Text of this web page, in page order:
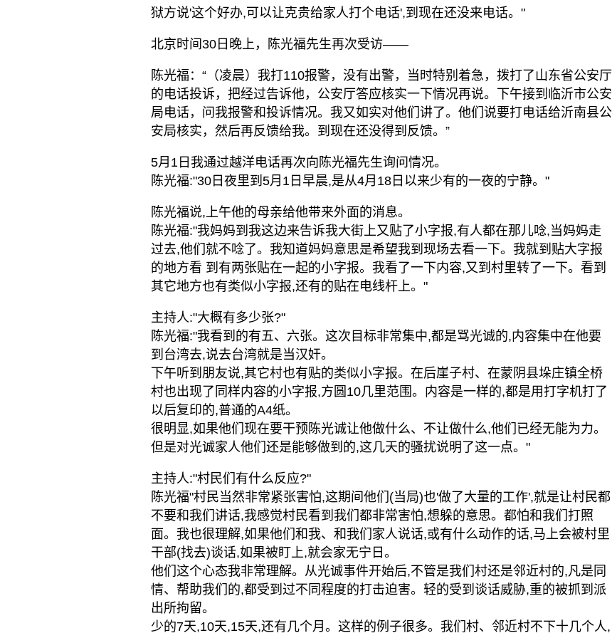
狱方说'这个好办,可以让克贵给家人打个电话',到现在还没来电话。"
北京时间30日晚上，陈光福先生再次受访——
陈光福：“（凌晨）我打110报警，没有出警，当时特别着急，拨打了山东省公安厅
的电话投诉，把经过告诉他，公安厅答应核实一下情况再说。下午接到临沂市公安
局电话，问我报警和投诉情况。我又如实对他们讲了。他们说要打电话给沂南县公
安局核实，然后再反馈给我。到现在还没得到反馈。”
5月1日我通过越洋电话再次向陈光福先生询问情况。
陈光福:"30日夜里到5月1日早晨,是从4月18日以来少有的一夜的宁静。"
陈光福说,上午他的母亲给他带来外面的消息。
陈光福:"我妈妈到我这边来告诉我大街上又贴了小字报,有人都在那儿唸,当妈妈走
过去,他们就不唸了。我知道妈妈意思是希望我到现场去看一下。我就到贴大字报
的地方看 到有两张贴在一起的小字报。我看了一下内容,又到村里转了一下。看到
其它地方也有类似小字报,还有的贴在电线杆上。"
主持人:"大概有多少张?"
陈光福:"我看到的有五、六张。这次目标非常集中,都是骂光诚的,内容集中在他要
到台湾去,说去台湾就是当汉奸。
下午听到朋友说,其它村也有贴的类似小字报。在后崖子村、在蒙阴县垛庄镇全桥
村也出现了同样内容的小字报,方圆10几里范围。内容是一样的,都是用打字机打了
以后复印的,普通的A4纸。
很明显,如果他们现在要干预陈光诚让他做什么、不让做什么,他们已经无能为力。
但是对光诚家人他们还是能够做到的,这几天的骚扰说明了这一点。"
主持人:"村民们有什么反应?"
陈光福"村民当然非常紧张害怕,这期间他们(当局)也'做了大量的工作',就是让村民都
不要和我们讲话,我感觉村民看到我们都非常害怕,想躲的意思。都怕和我们打照
面。我也很理解,如果他们和我、和我们家人说话,或有什么动作的话,马上会被村里
干部(找去)谈话,如果被盯上,就会家无宁日。
他们这个心态我非常理解。从光诚事件开始后,不管是我们村还是邻近村的,凡是同
情、帮助我们的,都受到过不同程度的打击迫害。轻的受到谈话威胁,重的被抓到派
出所拘留。
少的7天,10天,15天,还有几个月。这样的例子很多。我们村、邻近村不下十几个人,